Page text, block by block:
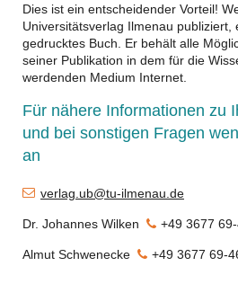
Dies ist ein entscheidender Vorteil!
Universitätsverlag Ilmenau publiziert,
gedrucktes Buch. Er behält alle
seiner Publikation in dem für die
werdenden Medium Internet.
Für nähere Informationen zu
und bei sonstigen Fragen
an
verlag.ub@tu-ilmenau.de
Dr. Johannes Wilken +49 3677
Almut Schwenecke +49 3677 69-